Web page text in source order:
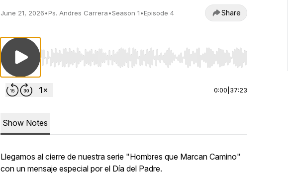
June 21, 2026•Ps. Andres Carrera•Season 1•Episode 4 Share
Use Left/Right to seek, Home/End to jump to start or end. Hold shift to
0:00 37:23
Show Notes
Llegamos al cierre de nuestra serie "Hombres que Marcan Camino"
con un mensaje especial por el Día del Padre.